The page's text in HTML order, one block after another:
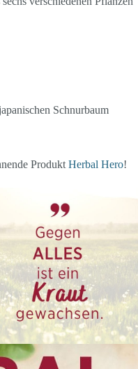
Schnurbaum
Produkt Herbal Hero!